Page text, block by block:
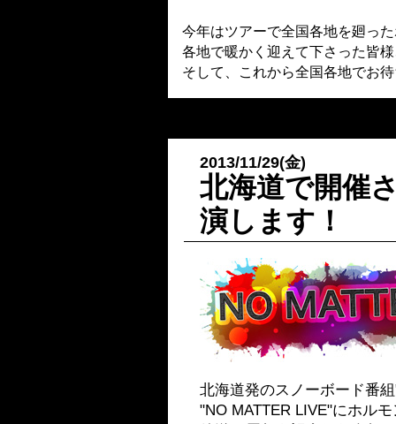
今年はツアーで全国各地を廻っ
各地で暖かく迎えて下さった皆
そして、これから全国各地でお
2013/11/29(金)
北海道で開催
演します！
北海道発のスノーボード番
"NO MATTER LIVE"にホル